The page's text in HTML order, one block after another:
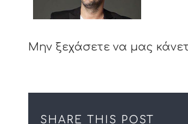
Μην ξεχάσετε να μας
SHARE THIS POST